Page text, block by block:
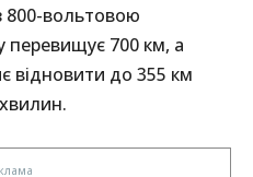
800-вольтовою
перевищує 700 км, а
відновити до 355 км